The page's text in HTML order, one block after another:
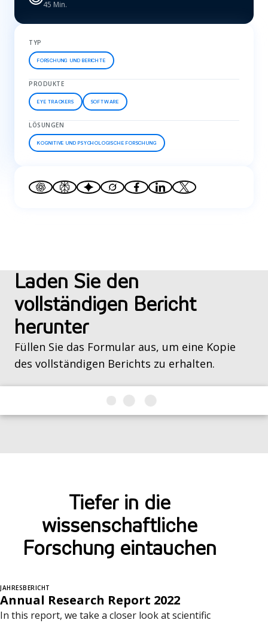
45 Min.
TYP
FORSCHUNG UND BERICHTE
PRODUKTE
EYE TRACKERS SOFTWARE
LÖSUNGEN
KOGNITIVE UND PSYCHOLOGISCHE FORSCHUNG
Laden Sie den
vollständigen Bericht
herunter
Füllen Sie das Formular aus, um eine Kopie
des vollständigen Berichts zu erhalten.
Tiefer in die
wissenschaftliche
Forschung eintauchen
JAHRESBERICHT
Annual Research Report 2022
In this report, we take a closer look at scientific